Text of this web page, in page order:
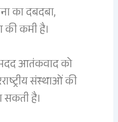
का दबदबा,
की कमी है।
मदद आतंकवाद को
संस्थाओं की
है।